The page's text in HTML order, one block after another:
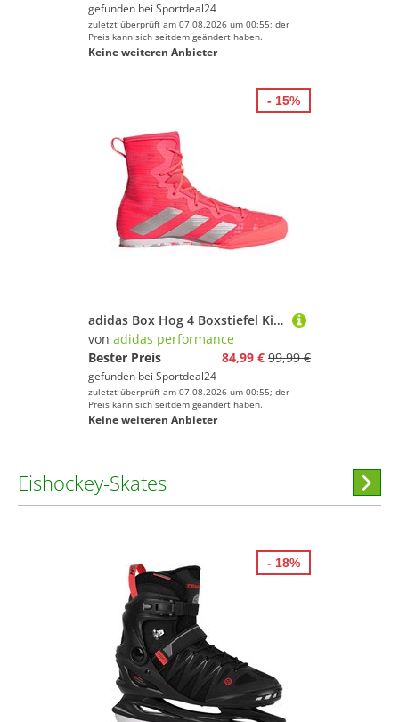
gefunden bei Sportdeal24
zuletzt überprüft am 07.08.2026 um 00:55; der
Preis kann sich seitdem geändert haben.
Keine weiteren Anbieter
adidas Box Hog 4 Boxstiefel Kinder KI8898 - solar turbo/silver met./grey two 35
von adidas performance
Bester Preis
84,99 € 99,99 €
gefunden bei Sportdeal24
zuletzt überprüft am 07.08.2026 um 00:55; der
Preis kann sich seitdem geändert haben.
Keine weiteren Anbieter
- 15%
Eishockey-Skates
- 18%